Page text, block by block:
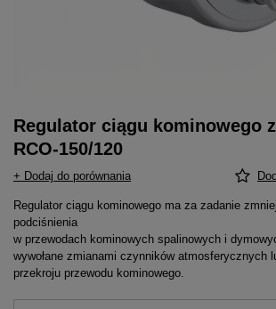
Regulator ciągu kominowego
RCO-150/120
+ Dodaj do porównania
Regulator ciągu kominowego ma za zadanie
podciśnienia
w przewodach kominowych spalinowych i
wywołane zmianami czynników atmosferycznych
przekroju przewodu kominowego.